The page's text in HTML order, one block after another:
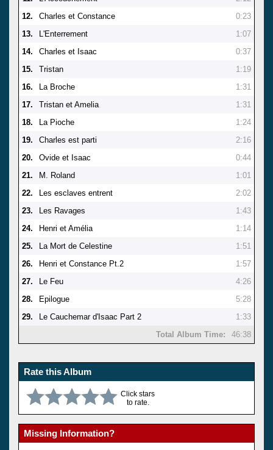
12.
Charles et Constance
0:23
13.
L'Enterrement
1:07
14.
Charles et Isaac
0:37
15.
Tristan
1:19
16.
La Broche
1:31
17.
Tristan et Amelia
1:31
18.
La Pioche
1:24
19.
Charles est parti
2:16
20.
Ovide et Isaac
0:44
21.
M. Roland
1:01
22.
Les esclaves entrent
2:02
23.
Les Ravages
1:43
24.
Henri et Amélia
1:14
25.
La Mort de Celestine
1:51
26.
Henri et Constance Pt.2
1:57
27.
Le Feu
4:26
28.
Epilogue
5:28
29.
Le Cauchemar d'Isaac Part 2
1:33
Total Album Time:
46:38
Rate this Album
Click stars
to rate.
Missing Information?